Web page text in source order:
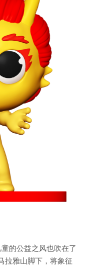
的公益之风也吹在了
拉雅山脚下，将象征